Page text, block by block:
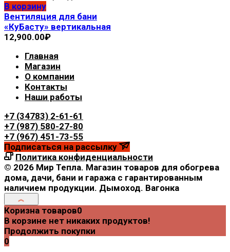
В корзину
Вентиляция для бани
«КуБасту» вертикальная
12,900.00₽
Главная
Магазин
О компании
Контакты
Наши работы
+7 (34783) 2-61-61
+7 (987) 580-27-80
+7 (967) 451-73-55
Подписаться на рассылку
Политика конфиденциальности
© 2026 Мир Тепла. Магазин товаров для обогрева
дома, дачи, бани и гаража с гарантированным
наличием продукции. Дымоход. Вагонка
Коризна товаров0
В корзине нет никаких продуктов!
Продолжить покупки
0